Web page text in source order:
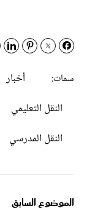
سمات:
أخبار
النقل التعليمي
النقل المدرسي
الموضوع السابق